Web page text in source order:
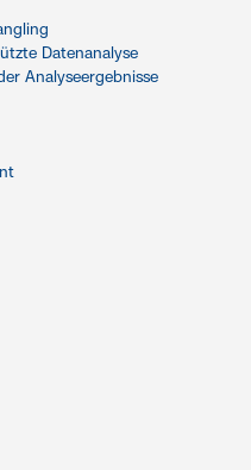
Datenanalyse
Analyseergebnisse